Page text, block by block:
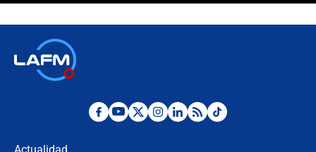
¿La posesión de Abelardo De la